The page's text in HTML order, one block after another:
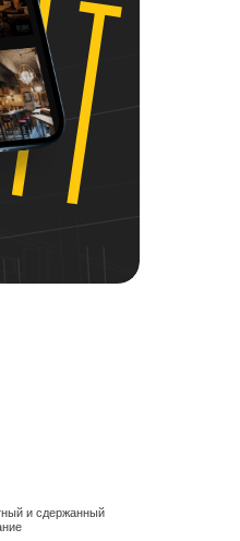
и сдержанный